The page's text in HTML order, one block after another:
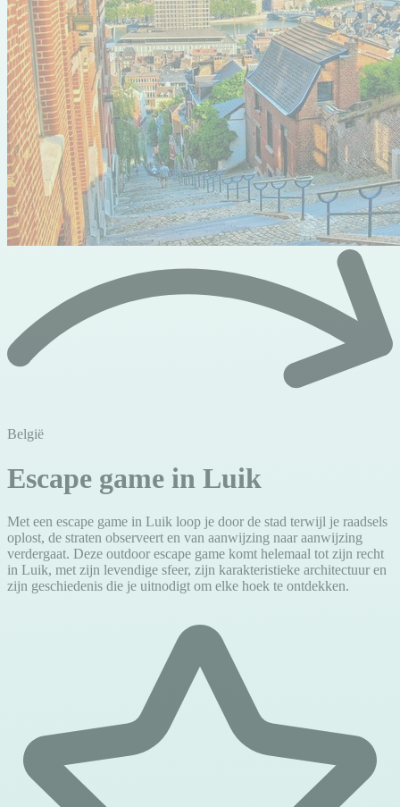
België
Escape game in Luik
Met een escape game in Luik loop je door de stad terwijl je raadsels
oplost, de straten observeert en van aanwijzing naar aanwijzing
verdergaat. Deze outdoor escape game komt helemaal tot zijn recht
in Luik, met zijn levendige sfeer, zijn karakteristieke architectuur en
zijn geschiedenis die je uitnodigt om elke hoek te ontdekken.